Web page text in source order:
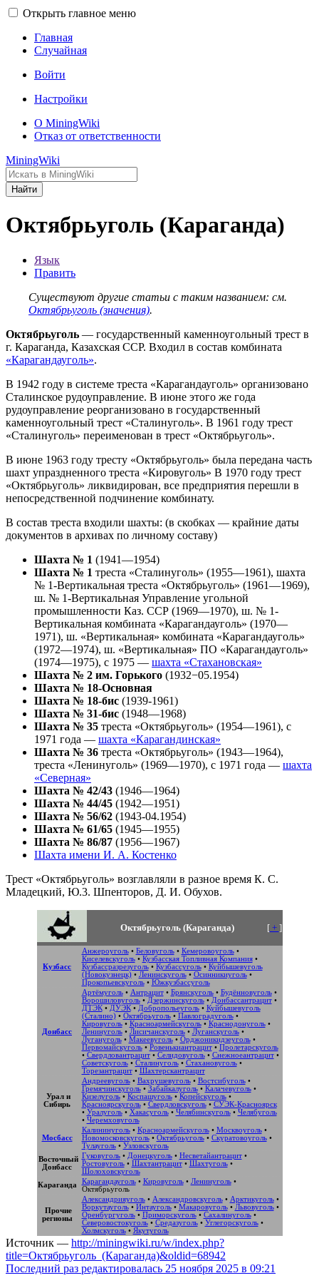
Открыть главное меню
Главная
Случайная
Войти
Настройки
О MiningWiki
Отказ от ответственности
MiningWiki
Найти
Октябрьуголь (Караганда)
Язык
Править
Существуют другие статьи с таким названием: см.
Октябрьуголь (значения).
Октябрьуголь — государственный каменноугольный трест в
г. Караганда, Казахская ССР. Входил в состав комбината
«Карагандауголь».
В 1942 году в системе треста «Карагандауголь» организовано
Сталинское рудоуправление. В июне этого же года
рудоуправление реорганизовано в государственный
каменноугольный трест «Сталинуголь». В 1961 году трест
«Сталинуголь» переименован в трест «Октябрьуголь».
В июне 1963 году тресту «Октябрьуголь» была передана часть
шахт упраздненного треста «Кировуголь» В 1970 году трест
«Октябрьуголь» ликвидирован, все предприятия перешли в
непосредственной подчинение комбинату.
В состав треста входили шахты: (в скобках — крайние даты
документов в архивах по личному составу)
Шахта № 1 (1941—1954)
Шахта № 1 треста «Сталинуголь» (1955—1961), шахта
№ 1-Вертикальная треста «Октябрьуголь» (1961—1969),
ш. № 1-Вертикальная Управление угольной
промышленности Каз. ССР (1969—1970), ш. № 1-
Вертикальная комбината «Карагандауголь» (1970—
1971), ш. «Вертикальная» комбината «Карагандауголь»
(1972—1974), ш. «Вертикальная» ПО «Карагандауголь»
(1974—1975), с 1975 — шахта «Стахановская»
Шахта № 2 им. Горького (1932−05.1954)
Шахта № 18-Основная
Шахта № 18-бис (1939-1961)
Шахта № 31-бис (1948—1968)
Шахта № 35 треста «Октябрьуголь» (1954—1961), с
1971 года — шахта «Карагандинская»
Шахта № 36 треста «Октябрьуголь» (1943—1964),
треста «Ленинуголь» (1969—1970), с 1971 года — шахта
«Северная»
Шахта № 42/43 (1946—1964)
Шахта № 44/45 (1942—1951)
Шахта № 56/62 (1943-04.1954)
Шахта № 61/65 (1945—1955)
Шахта № 86/87 (1956—1967)
Шахта имени И. А. Костенко
Трест «Октябрьуголь» возглавляли в разное время К. С.
Младецкий, Ю.3. Шпенторов, Д. И. Обухов.
[+ ]
Октябрьуголь (Караганда)
Кузбасс
Анжероуголь• Беловуголь• Кемеровоуголь•
Киселевскуголь• Кузбасская Топливная Компания•
Кузбассразрезуголь• Кузбассуголь• Куйбышевуголь
(Новокузнецк)• Ленинскуголь• Осинникиуголь•
Прокопьевскуголь• Южкузбассуголь
Донбасс
Артёмуголь• Антрацит• Брянскуголь• Будённовуголь•
Ворошиловуголь• Дзержинскуголь• Донбассантрацит•
ДТЭК• ДУЭК• Добропольеуголь• Куйбышевуголь
(Сталино)• Октябрьуголь• Павлоградуголь•
Кировуголь• Красноармейскуголь• Краснодонуголь•
Ленинуголь• Лисичанскуголь• Луганскуголь•
Лугануголь• Макеевуголь• Орджоникидзеуголь•
Первомайскуголь• Ровенькиантрацит• Пролетарскуголь
• Свердловантрацит• Селидовуголь• Снежноеантрацит•
Советскуголь• Сталинуголь• Стахановуголь•
Торезантрацит• Шахтерскантрацит
Урал и
Сибирь
Андреевуголь• Вахрушевуголь• Востсибуголь•
Гремячинскуголь• Забайкалуголь• Калачевуголь•
Кизелуголь• Коспашуголь• Копейскуголь•
Красноярскуголь• Свердловскуголь• СУЭК-Красноярск
• Уралуголь• Хакасуголь• Челябинскуголь• Челябуголь
• Черемховуголь
Мосбасс
Калининуголь• Красноармейскуголь• Москвоуголь•
Новомосковскуголь• Октябрьуголь• Скуратовоуголь•
Тулауголь• Узловскуголь
Восточный
Донбасс
Гуковуголь• Донецкуголь• Несветайантрацит•
Ростовуголь• Шахтантрацит• Шахтуголь•
Шолоховскуголь
Караганда
Карагандауголь• Кировуголь• Ленинуголь•
Октябрьуголь
Прочие
регионы
Александрияуголь• Александровскуголь• Арктикуголь•
Воркутауголь• Интауголь• Макаровуголь• Львовуголь•
Оренбургуголь• Приморскуголь• Сахалинуголь•
Северовостокуголь• Средазуголь• Углегорскуголь•
Холмскуголь• Якутуголь
Источник — http://miningwiki.ru/w/index.php?
title=Октябрьуголь_(Караганда)&oldid=68942
Последний раз редактировалась 25 ноября 2025 в 09:21